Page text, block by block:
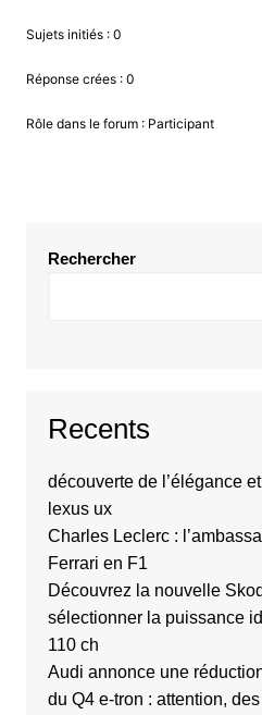
Sujets initiés : 0
Réponse crées : 0
Rôle dans le forum : Participant
Rechercher
Recents
découverte de l’élégance
lexus ux
Charles Leclerc :
Ferrari en F1
Découvrez la nouvelle
sélectionner la puissance
110 ch
Audi annonce une
du Q4 e-tron : attention,